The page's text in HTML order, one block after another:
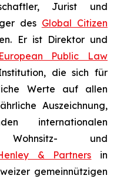
Jurist und
des Global Citizen
Er ist Direktor und
European Public Law
die sich für
Werte auf allen
Auszeichnung,
internationalen
und
& Partners in
gemeinnützigen